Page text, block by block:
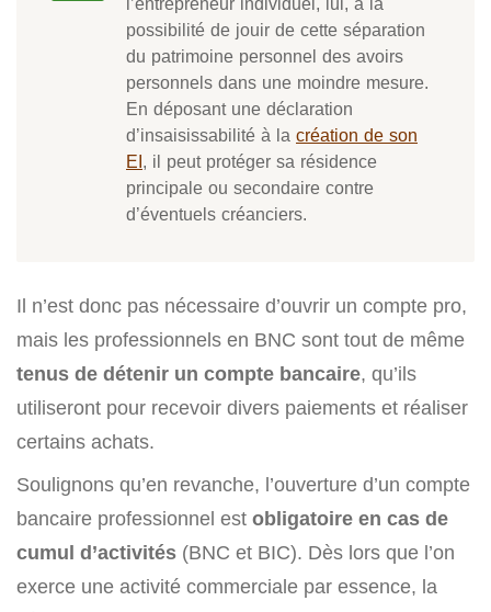
possibilité de jouir de cette séparation
du patrimoine personnel des avoirs
personnels dans une moindre mesure.
En déposant une déclaration
d’insaisissabilité à la création de son
EI, il peut protéger sa résidence
principale ou secondaire contre
d’éventuels créanciers.
Il n’est donc pas nécessaire d’ouvrir un compte pro,
mais les professionnels en BNC sont tout de même
tenus de détenir un compte bancaire, qu’ils
utiliseront pour recevoir divers paiements et réaliser
certains achats.
Soulignons qu’en revanche, l’ouverture d’un compte
bancaire professionnel est obligatoire en cas de
cumul d’activités (BNC et BIC). Dès lors que l’on
exerce une activité commerciale par essence, la